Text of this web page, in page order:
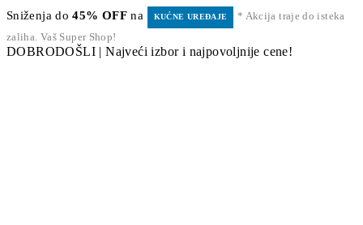
Sniženja do45% OFF na KUĆNE UREĐAJE
* Akcija traje do isteka
zaliha. Vaš Super Shop!
DOBRODOŠLI | Najveći izbor i najpovoljnije cene!